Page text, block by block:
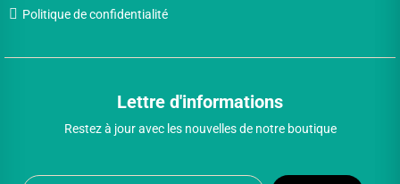
Politique de confidentialité
Lettre d'informations
Restez à jour avec les nouvelles de notre boutique